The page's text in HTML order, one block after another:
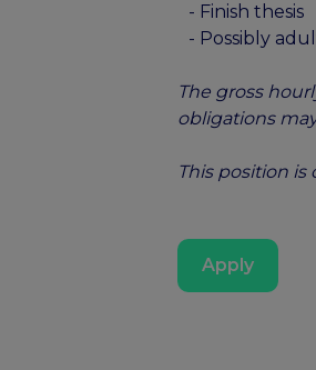
- Finish thesis
- Possibly
The gross
obligations
This position is
Apply